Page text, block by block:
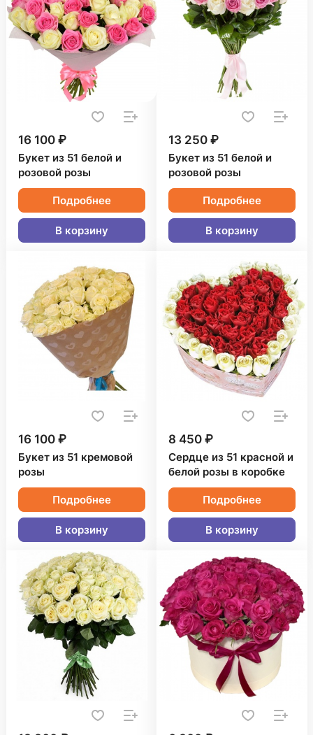
16 100 ₽
Букет из 51 белой и
розовой розы
Подробнее
В корзину
13 250 ₽
Букет из 51 белой и
розовой розы
Подробнее
В корзину
16 100 ₽
Букет из 51 кремовой
розы
Подробнее
В корзину
8 450 ₽
Сердце из 51 красной и
белой розы в коробке
Подробнее
В корзину